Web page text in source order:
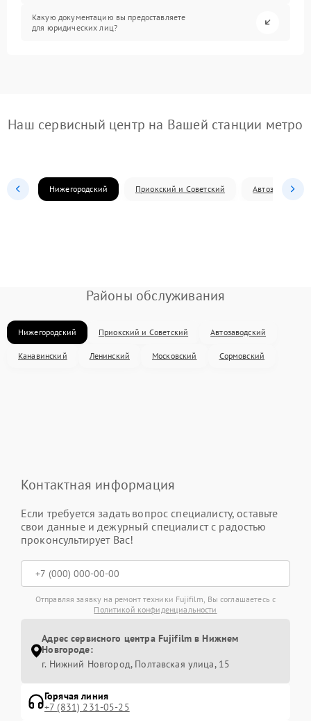
Какую документацию вы предоставляете
для юридических лиц?
Наш сервисный центр на Вашей станции метро
Нижегородский Приокский и Советский Автозаводский
Районы обслуживания
Нижегородский Приокский и Советский Автозаводский
Канавинский Ленинский Московский Сормовский
Контактная информация
Если требуется задать вопрос специалисту, оставьте
свои данные и дежурный специалист с радостью
проконсультирует Вас!
Отправляя заявку на ремонт техники Fujifilm, Вы соглашаетесь с
Политикой конфиденциальности
Адрес сервисного центра Fujifilm в Нижнем
Новгороде:
г. Нижний Новгород, Полтавская улица, 15
Горячая линия
+7 (831) 231-05-25